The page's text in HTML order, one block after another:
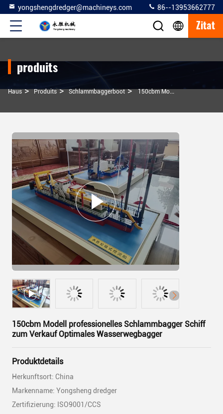
yongshengdredger@machineys.com 86--13953662777
Zitat
produits
Haus > Produits > Schlammbaggerboot > 150cbm Modell Professionelles Schlammbagger Schiff Zum Verkauf Optimales Wasserwegbagger
150cbm Modell professionelles Schlammbagger Schiff
zum Verkauf Optimales Wasserwegbagger
Produktdetails
Herkunftsort: China
Markenname: Yongsheng dredger
Zertifizierung: ISO9001/CCS